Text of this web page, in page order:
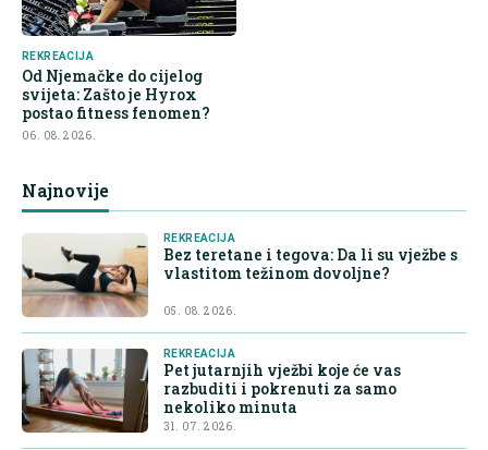
REKREACIJA
Od Njemačke do cijelog
svijeta: Zašto je Hyrox
postao fitness fenomen?
06. 08. 2026.
Najnovije
REKREACIJA
Bez teretane i tegova: Da li su vježbe s
vlastitom težinom dovoljne?
05. 08. 2026.
REKREACIJA
Pet jutarnjih vježbi koje će vas
razbuditi i pokrenuti za samo
nekoliko minuta
31. 07. 2026.